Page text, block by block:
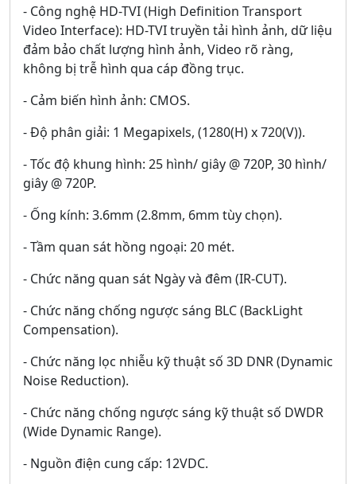
- Công nghệ HD-TVI (High Definition Transport
Video Interface): HD-TVI truyền tải hình ảnh, dữ liệu
đảm bảo chất lượng hình ảnh, Video rõ ràng,
không bị trễ hình qua cáp đồng trục.
- Cảm biến hình ảnh: CMOS.
- Độ phân giải: 1 Megapixels, (1280(H) x 720(V)).
- Tốc độ khung hình: 25 hình/ giây @ 720P, 30 hình/
giây @ 720P.
- Ống kính: 3.6mm (2.8mm, 6mm tùy chọn).
- Tầm quan sát hồng ngoại: 20 mét.
- Chức năng quan sát Ngày và đêm (IR-CUT).
- Chức năng chống ngược sáng BLC (BackLight
Compensation).
- Chức năng lọc nhiễu kỹ thuật số 3D DNR (Dynamic
Noise Reduction).
- Chức năng chống ngược sáng kỹ thuật số DWDR
(Wide Dynamic Range).
- Nguồn điện cung cấp: 12VDC.